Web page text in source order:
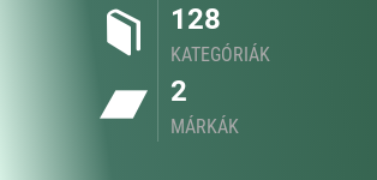
128
KATEGÓRIÁK
2
MÁRKÁK